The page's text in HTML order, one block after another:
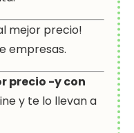
mejor precio!
empresas.
precio -y con
y te lo llevan a